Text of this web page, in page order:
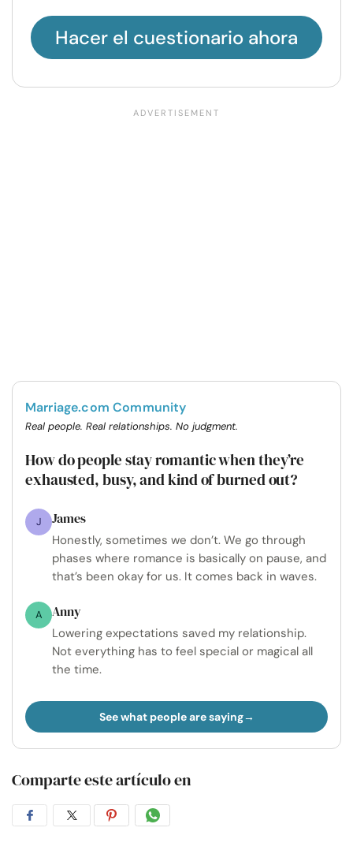
Hacer el cuestionario ahora
Marriage.com Community
Real people. Real relationships. No judgment.
How do people stay romantic when they’re
exhausted, busy, and kind of burned out?
J James
Honestly, sometimes we don’t. We go through
phases where romance is basically on pause, and
that’s been okay for us. It comes back in waves.
A Anny
Lowering expectations saved my relationship.
Not everything has to feel special or magical all
the time.
See what people are saying
Comparte este artículo en
CompartirCompartirCompartirCompartir